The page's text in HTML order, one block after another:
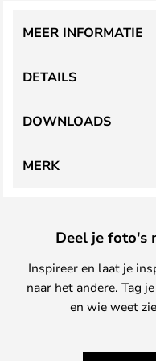
DETAILS
MEER INFORMATIE
DOWNLOADS
MERK
Deel je foto's
Inspireer en laat je
naar het andere. Tag
en wie weet